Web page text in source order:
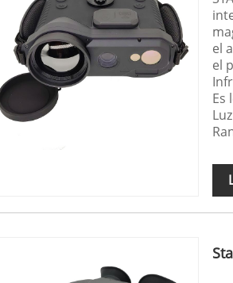
el
el
Es